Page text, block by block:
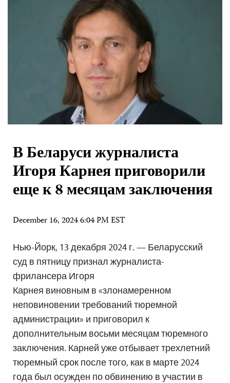
В Беларуси журналиста
Игоря Карнея приговорили
еще к 8 месяцам заключения
December 16, 2024 6:04 PM EST
Нью-Йорк, 13 декабря 2024 г. — Беларусский
суд в пятницу признал журналиста-
фрилансера Игоря
Карнея виновным в «злонамеренном
неповиновении требований тюремной
администрации» и приговорил к
дополнительным восьми месяцам тюремного
заключения. Карней уже отбывает трехлетний
тюремный срок после того, как в марте 2024
года был осужден по обвинению в участии в